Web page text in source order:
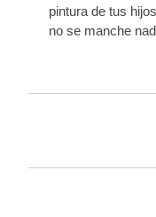
pintura de tus
no se manche